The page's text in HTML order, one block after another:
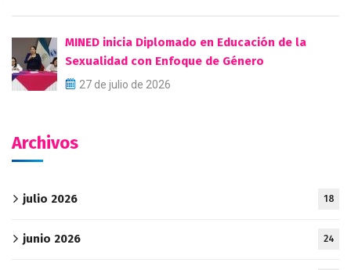
MINED inicia Diplomado en Educación de la
Sexualidad con Enfoque de Género
27 de julio de 2026
Archivos
julio 2026 18
junio 2026 24